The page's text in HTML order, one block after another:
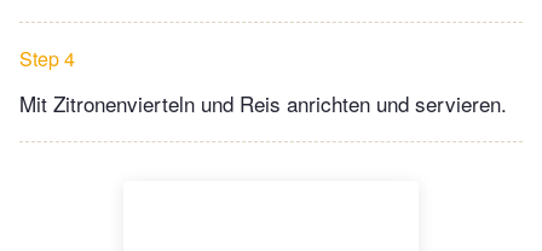
Step 4
Mit Zitronenvierteln und Reis anrichten und servieren.